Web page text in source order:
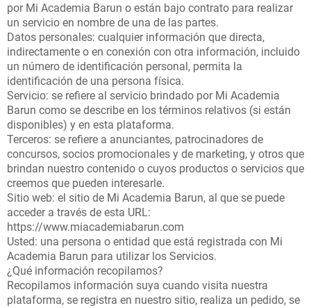
por Mi Academia Barun o están bajo contrato para realizar
un servicio en nombre de una de las partes.
Datos personales: cualquier información que directa,
indirectamente o en conexión con otra información, incluido
un número de identificación personal, permita la
identificación de una persona física.
Servicio: se refiere al servicio brindado por Mi Academia
Barun como se describe en los términos relativos (si están
disponibles) y en esta plataforma.
Terceros: se refiere a anunciantes, patrocinadores de
concursos, socios promocionales y de marketing, y otros que
brindan nuestro contenido o cuyos productos o servicios que
creemos que pueden interesarle.
Sitio web: el sitio de Mi Academia Barun, al que se puede
acceder a través de esta URL:
https://www.miacademiabarun.com
Usted: una persona o entidad que está registrada con Mi
Academia Barun para utilizar los Servicios.
¿Qué información recopilamos?
Recopilamos información suya cuando visita nuestra
plataforma, se registra en nuestro sitio, realiza un pedido, se